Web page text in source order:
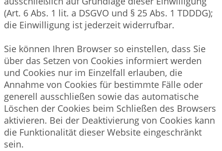
(Art. 6 Abs. 1 lit. a DSGVO und § 25 Abs. 1 TDDDG);
die Einwilligung ist jederzeit widerrufbar.
Sie können Ihren Browser so einstellen, dass Sie
über das Setzen von Cookies informiert werden
und Cookies nur im Einzelfall erlauben, die
Annahme von Cookies für bestimmte Fälle oder
generell ausschließen sowie das automatische
Löschen der Cookies beim Schließen des Browsers
aktivieren. Bei der Deaktivierung von Cookies kann
die Funktionalität dieser Website eingeschränkt
sein.